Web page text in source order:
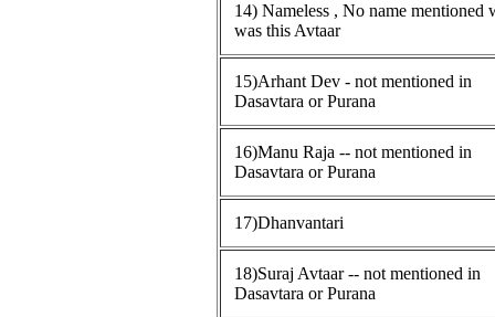
14) Nameless , No name mentioned
was this Avtaar
15)Arhant Dev - not mentioned in
Dasavtara or Purana
16)Manu Raja -- not mentioned in
Dasavtara or Purana
17)Dhanvantari
18)Suraj Avtaar -- not mentioned in
Dasavtara or Purana